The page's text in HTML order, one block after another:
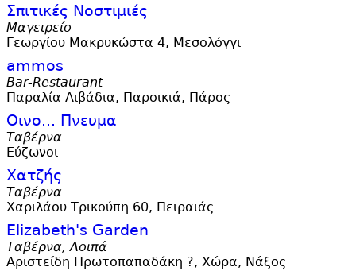
Σπιτικές Νοστιμιές
Μαγειρείο
Γεωργίου Μακρυκώστα 4, Μεσολόγγι
ammos
Bar-Restaurant
Παραλία Λιβάδια, Παροικιά, Πάρος
Οινο... Πνευμα
Ταβέρνα
Εύζωνοι
Χατζής
Ταβέρνα
Χαριλάου Τρικούπη 60, Πειραιάς
Elizabeth's Garden
Ταβέρνα, Λοιπά
Αριστείδη Πρωτοπαπαδάκη ?, Χώρα, Νάξος